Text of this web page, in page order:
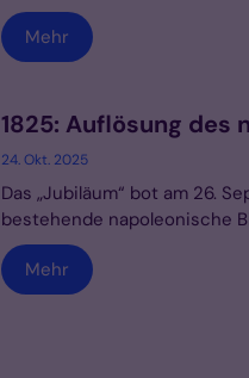
Mehr
1825: Auflösung des
24. Okt. 2025
Das „Jubiläum“ bot am 26.
bestehende napoleonische
Mehr